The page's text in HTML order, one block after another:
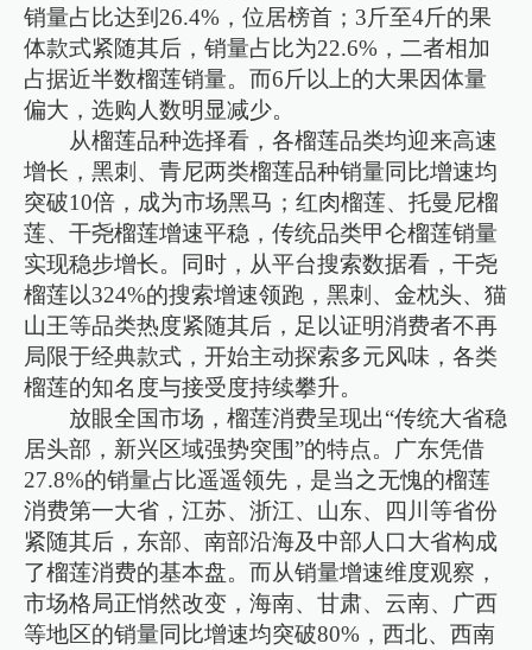
销量占比达到26.4%，位居榜首；3斤至4斤的果
体款式紧随其后，销量占比为22.6%，二者相加
占据近半数榴莲销量。而6斤以上的大果因体量
偏大，选购人数明显减少。
从榴莲品种选择看，各榴莲品类均迎来高速
增长，黑刺、青尼两类榴莲品种销量同比增速均
突破10倍，成为市场黑马；红肉榴莲、托曼尼榴
莲、干尧榴莲增速平稳，传统品类甲仑榴莲销量
实现稳步增长。同时，从平台搜索数据看，干尧
榴莲以324%的搜索增速领跑，黑刺、金枕头、猫
山王等品类热度紧随其后，足以证明消费者不再
局限于经典款式，开始主动探索多元风味，各类
榴莲的知名度与接受度持续攀升。
放眼全国市场，榴莲消费呈现出“传统大省稳
居头部，新兴区域强势突围”的特点。广东凭借
27.8%的销量占比遥遥领先，是当之无愧的榴莲
消费第一大省，江苏、浙江、山东、四川等省份
紧随其后，东部、南部沿海及中部人口大省构成
了榴莲消费的基本盘。而从销量增速维度观察，
市场格局正悄然改变，海南、甘肃、云南、广西
等地区的销量同比增速均突破80%，西北、西南